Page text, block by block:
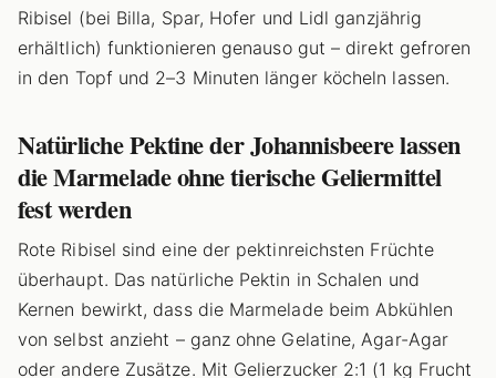
Ribisel (bei Billa, Spar, Hofer und Lidl ganzjährig
erhältlich) funktionieren genauso gut – direkt gefroren
in den Topf und 2–3 Minuten länger köcheln lassen.
Natürliche Pektine der Johannisbeere lassen
die Marmelade ohne tierische Geliermittel
fest werden
Rote Ribisel sind eine der pektinreichsten Früchte
überhaupt. Das natürliche Pektin in Schalen und
Kernen bewirkt, dass die Marmelade beim Abkühlen
von selbst anzieht – ganz ohne Gelatine, Agar-Agar
oder andere Zusätze. Mit Gelierzucker 2:1 (1 kg Frucht